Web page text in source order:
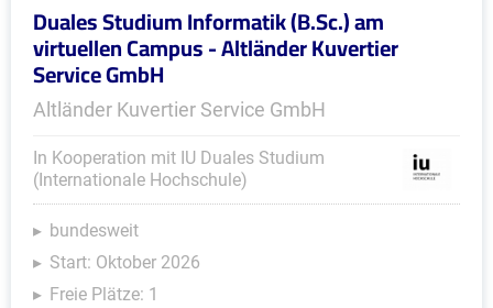
Duales Studium Informatik (B.Sc.) am
virtuellen Campus - Altländer Kuvertier
Service GmbH
Altländer Kuvertier Service GmbH
In Kooperation mit IU Duales Studium
(Internationale Hochschule)
bundesweit
Start: Oktober 2026
Freie Plätze: 1